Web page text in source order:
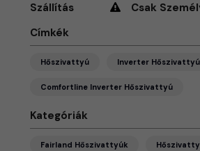
Szállítás
Csak
Címkék
Hőszivattyú Inverter Hőszivattyú
Comfortline Inverter Hőszivattyú
Kategóriák
Fairland Hőszivattyúk